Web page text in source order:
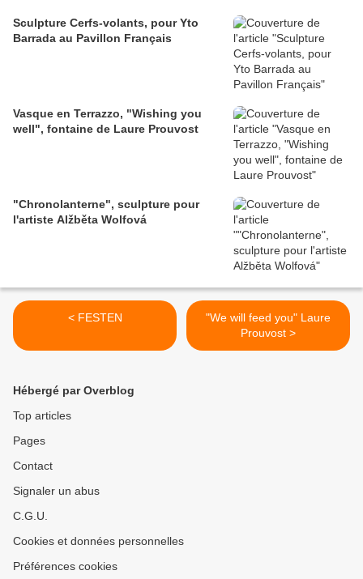
Sculpture Cerfs-volants, pour Yto
Barrada au Pavillon Français
Vasque en Terrazzo, "Wishing you
well", fontaine de Laure Prouvost
"Chronolanterne", sculpture pour
l'artiste Alžběta Wolfová
< FESTEN
"We will feed you" Laure
Prouvost >
Hébergé par Overblog
Top articles
Pages
Contact
Signaler un abus
C.G.U.
Cookies et données personnelles
Préférences cookies